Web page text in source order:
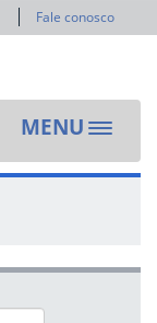
Fale conosco
MENU
Toggle